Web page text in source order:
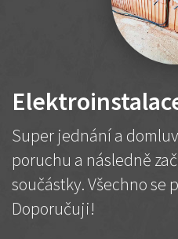
Super jednání a
poruchu a následně
součástky. Všechno se
Doporučuji!